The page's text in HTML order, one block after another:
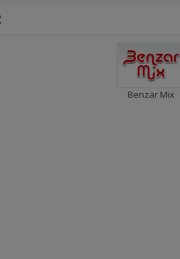
Benzar Mix